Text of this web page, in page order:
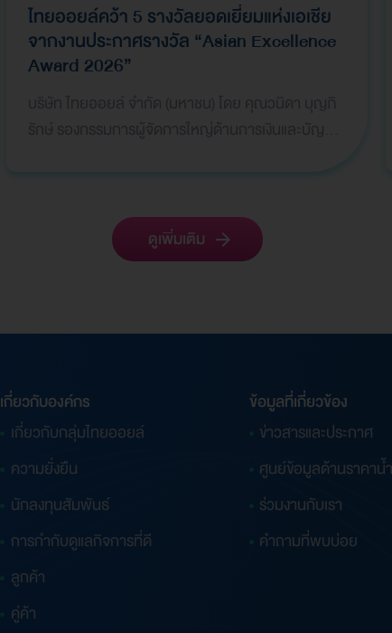
ไทยออยล์คว้า 5 รางวัลยอดเยี่ยมแห่งเอเชีย
จากงานประกาศรางวัล “Asian Excellence
Award 2026”
ดูเพิ่มเติม
เกี่ยวกับองค์กร
เกี่ยวกับกลุ่มไทยออยล์
ความยั่งยืน
นักลงทุนสัมพันธ์
การกำกับดูแลกิจการที่ดี
ลูกค้า
คู่ค้า
ข้อมูลที่เกี่ยวข้อง
ข่าวสารและประกาศ
ศูนย์ข้อมูลด้านราคาน้
ร่วมงานกับเรา
คำถามที่พบบ่อย